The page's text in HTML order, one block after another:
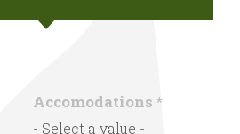
Accomodations *